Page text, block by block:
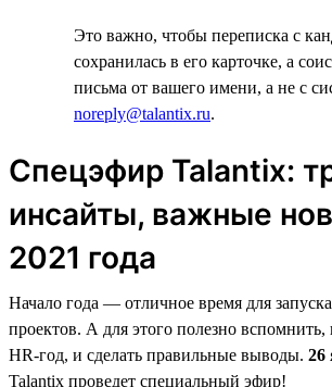
Это важно, чтобы переписка с
сохранилась в его карточке, а
письма от вашего имени, а не с
noreply@talantix.ru.
Спецэфир Talantiх:
инсайты, важные
2021 года
Начало года — отличное время для
проектов. А для этого полезно вспомнить,
HR-год, и сделать правильные выводы. 26
Talantix проведет специальный эфир!